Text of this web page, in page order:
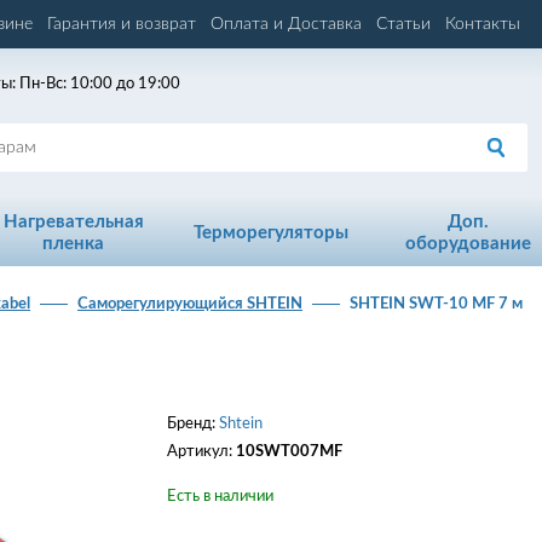
Гарантия и возврат Оплата и Доставка Статьи Контакты
Пн-Вс: 10:00 до 19:00
Нагревательная
пленка
Терморегуляторы
Доп.
оборудование
Cаморегулирующийся SHTEIN SHTEIN SWT-10 MF 7 м
Бренд: Shtein
Артикул: 10SWT007MF
Есть в наличии